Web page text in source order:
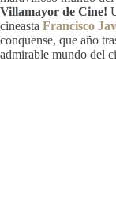
Villamayor de Cine!
cineasta Francisco
conquense, que año
admirable mundo del